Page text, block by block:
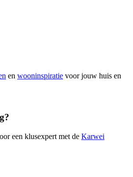
en wooninspiratie voor jouw huis en
een klusexpert met de Karwei